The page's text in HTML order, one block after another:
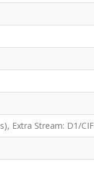
Extra Stream: D1/